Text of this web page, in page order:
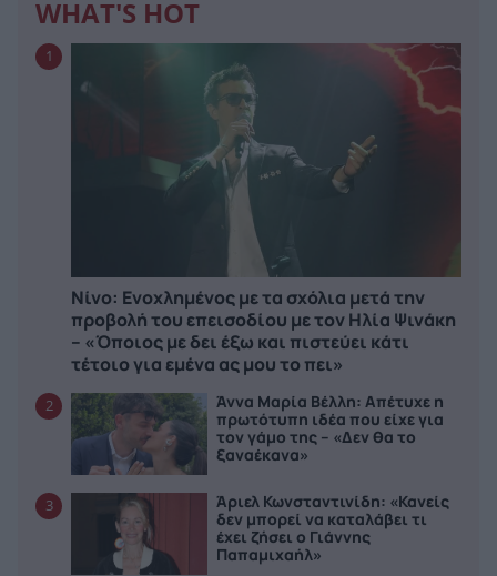
WHAT'S HOT
1
Νίνο: Ενοχλημένος με τα σχόλια μετά την
προβολή του επεισοδίου με τον Ηλία Ψινάκη
– «Όποιος με δει έξω και πιστεύει κάτι
τέτοιο για εμένα ας μου το πει»
2
Άννα Μαρία Βέλλη: Απέτυχε η
πρωτότυπη ιδέα που είχε για
τον γάμο της – «Δεν θα το
ξαναέκανα»
3
Άριελ Κωνσταντινίδη: «Κανείς
δεν μπορεί να καταλάβει τι
έχει ζήσει ο Γιάννης
Παπαμιχαήλ»